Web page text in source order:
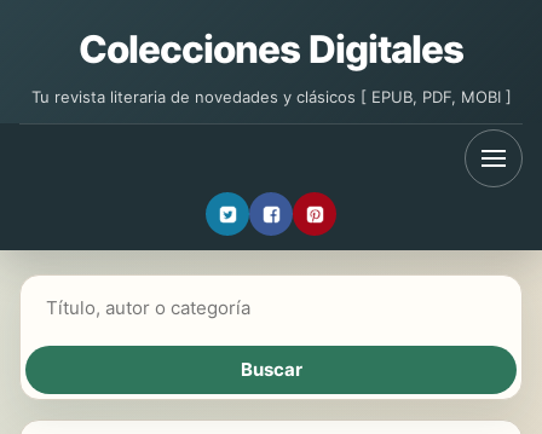
Colecciones Digitales
Tu revista literaria de novedades y clásicos [ EPUB, PDF, MOBI ]